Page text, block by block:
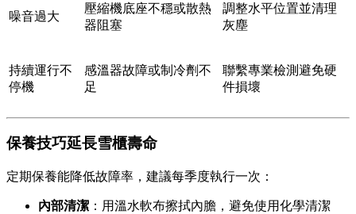
噪音過大
壓縮機底座不穩或散熱
器阻塞
調整水平位置並清理
灰塵
持續運行不
停機
感溫器故障或制冷劑不
足
聯繫專業檢測避免硬
件損壞
保養技巧延長雪櫃壽命
定期保養能降低故障率，建議每季度執行一次：
內部清潔 ：用溫水軟布擦拭內膽，避免使用化學清潔